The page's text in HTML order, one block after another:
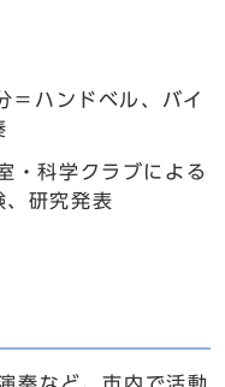
ハンドベル、バイ
・科学クラブによる
、研究発表